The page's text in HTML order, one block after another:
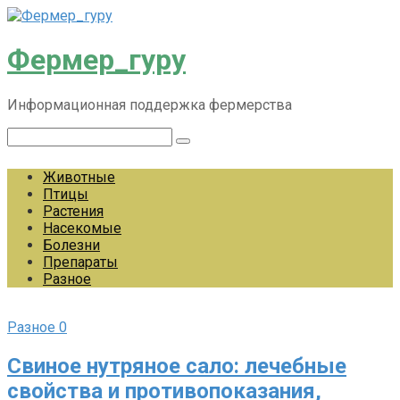
Перейти
контенту
Фермер_гуру
Информационная поддержка фермерства
Животные
Птицы
Растения
Насекомые
Болезни
Препараты
Разное
Разное 0
Свиное нутряное сало: лечебные
свойства и противопоказания,